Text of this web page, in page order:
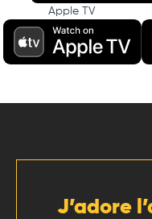
Apple TV
J’adore